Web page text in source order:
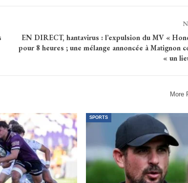
EN DIRECT, hantavirus : l’expulsion du MV «
pour 8 heures ; une mélange annoncée à Matignon
« un
More
SPORTS